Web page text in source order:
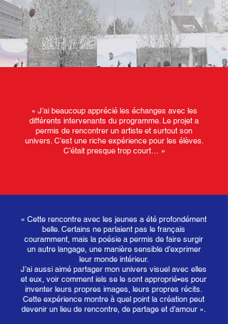
« J’ai beaucoup apprécié les échanges avec les
différents intervenants du programme. Le projet a
permis de rencontrer un artiste et surtout son
univers. C’est une riche expérience pour les élèves.
C’était presque trop court… »
« Cette rencontre avec les jeunes a été profondément
belle. Certains ne parlaient pas le français
couramment, mais la poésie a permis de faire surgir
un autre langage, une manière sensible d’exprimer
leur monde intérieur.
J’ai aussi aimé partager mon univers visuel avec elles
et eux, voir comment iels se le sont approprié•es pour
inventer leurs propres images, leurs propres récits.
Cette expérience montre à quel point la création peut
devenir un lieu de rencontre, de partage et d’amour ».